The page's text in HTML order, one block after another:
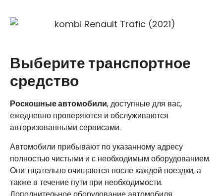
Выберите транспортное
средство
Роскошные автомобили, доступные для вас,
ежедневно проверяются и обслуживаются
авторизованными сервисами.
Автомобили прибывают по указанному адресу
полностью чистыми и с необходимым оборудованием.
Они тщательно очищаются после каждой поездки, а
также в течение пути при необходимости.